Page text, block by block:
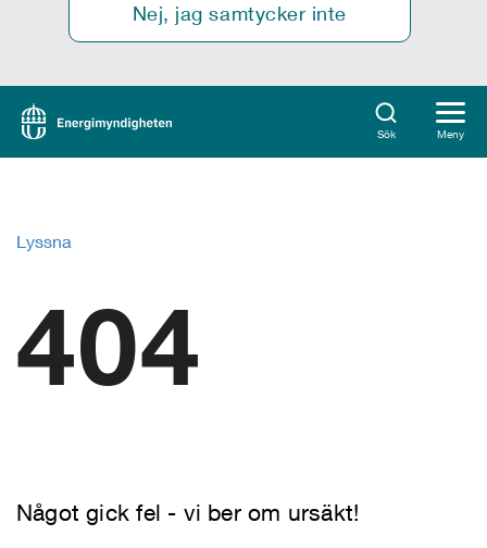
Nej, jag samtycker inte
Sök Meny
Lyssna
404
Något gick fel - vi ber om ursäkt!